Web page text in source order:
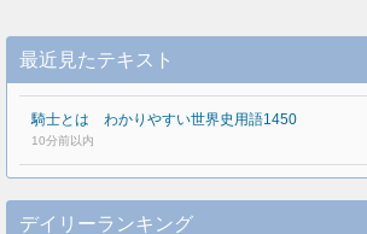
最近見たテキスト
騎士とは わかりやすい世界史用語1450
10分前以内
デイリーランキング